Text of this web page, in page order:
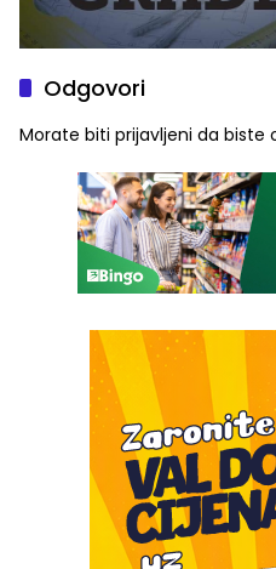
Odgovori
Morate biti prijavljeni da biste